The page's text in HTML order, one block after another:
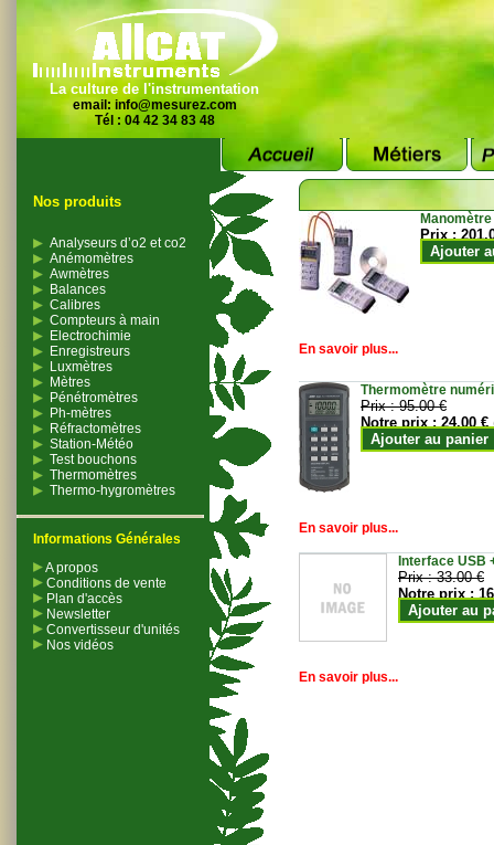
La culture de l'instrumentation
email: info@mesurez.com
Tél : 04 42 34 83 48
Nos produits
Analyseurs d’o2 et co2
Anémomètres
Awmètres
Balances
Calibres
Compteurs à main
Electrochimie
Enregistreurs
Luxmètres
Mètres
Pénétromètres
Ph-mètres
Réfractomètres
Station-Météo
Test bouchons
Thermomètres
Thermo-hygromètres
Informations Générales
A propos
Conditions de vente
Plan d'accès
Newsletter
Convertisseur d'unités
Nos vidéos
Prix :
Ajouter
En savoir plus...
Thermomètre
Prix :95.00 €
Notre prix :24.00 €
Ajouter au panier
En savoir plus...
Interface USB
Prix :33.00 €
Notre prix :
Ajouter au
En savoir plus...